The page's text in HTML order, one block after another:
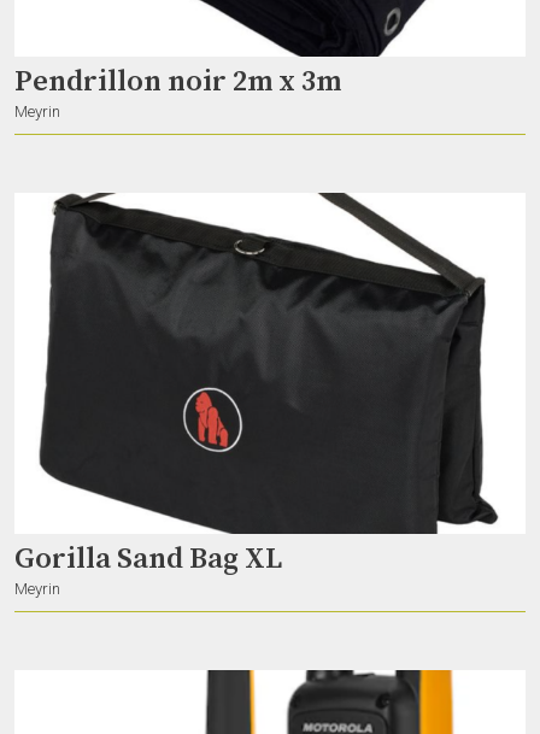
INSTA 360 X2
Gian
DJI ACTION 3
Gian
Lausanne
Pendrillon noir 2m x 3m
Meyrin
Gorilla Sand Bag XL
Meyrin